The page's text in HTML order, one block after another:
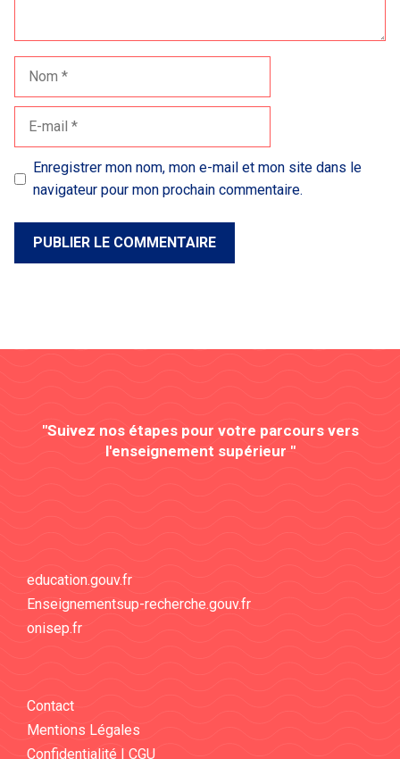
Nom
Enregistrer mon nom, mon e-mail et mon site dans le
navigateur pour mon prochain commentaire.
"Suivez nos étapes pour votre parcours vers
l'enseignement supérieur "
education.gouv.fr
Enseignementsup-recherche.gouv.fr
onisep.fr
Contact
Mentions Légales
Confidentialité | CGU